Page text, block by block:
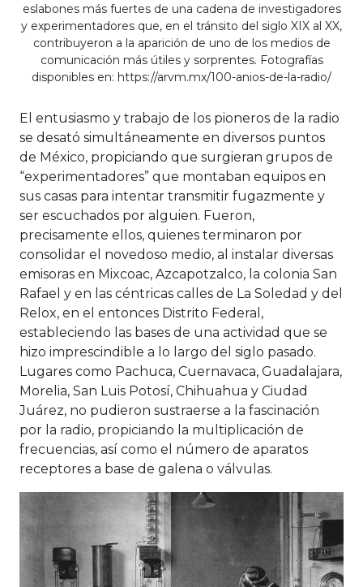
eslabones más fuertes de una cadena de investigadores
y experimentadores que, en el tránsito del siglo XIX al XX,
contribuyeron a la aparición de uno de los medios de
comunicación más útiles y sorprentes. Fotografías
disponibles en: https://arvm.mx/100-anios-de-la-radio/
El entusiasmo y trabajo de los pioneros de la radio
se desató simultáneamente en diversos puntos
de México, propiciando que surgieran grupos de
“experimentadores” que montaban equipos en
sus casas para intentar transmitir fugazmente y
ser escuchados por alguien. Fueron,
precisamente ellos, quienes terminaron por
consolidar el novedoso medio, al instalar diversas
emisoras en Mixcoac, Azcapotzalco, la colonia San
Rafael y en las céntricas calles de La Soledad y del
Relox, en el entonces Distrito Federal,
estableciendo las bases de una actividad que se
hizo imprescindible a lo largo del siglo pasado.
Lugares como Pachuca, Cuernavaca, Guadalajara,
Morelia, San Luis Potosí, Chihuahua y Ciudad
Juárez, no pudieron sustraerse a la fascinación
por la radio, propiciando la multiplicación de
frecuencias, así como el número de aparatos
receptores a base de galena o válvulas.